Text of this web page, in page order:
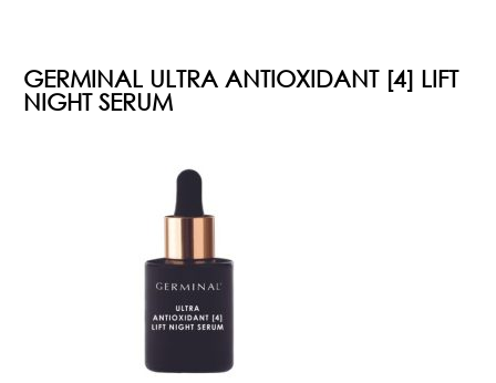
GERMINAL ULTRA ANTIOXIDANT [4] LIFT
NIGHT SERUM